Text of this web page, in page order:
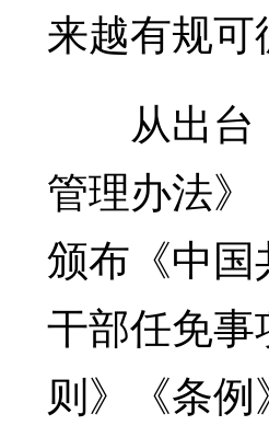
来越有规
从出台《
管理办法
颁布《中
干部任免
则》《条